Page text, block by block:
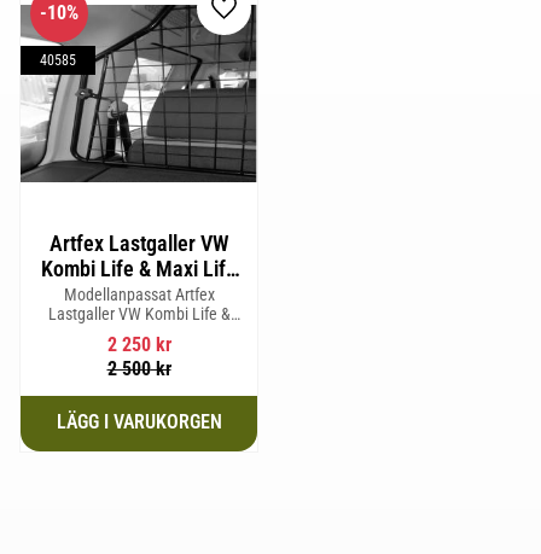
Artfex Lastgaller VW
Kombi Life & Maxi Life
2004-2020
Modellanpassat Artfex
Lastgaller VW Kombi Life &
Maxi Life 2004-2020
2 250kr
2 500kr
10%
40585
Lägg till i favoriter